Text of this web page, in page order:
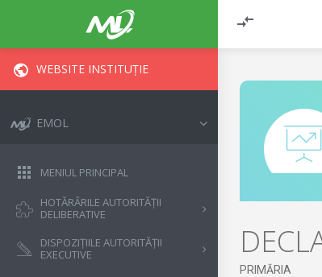
WEBSITE INSTITUȚIE
EMOL
MENIUL PRINCIPAL
HOTĂRÂRILE AUTORITĂȚII
DELIBERATIVE
DISPOZIȚIILE AUTORITĂȚII
EXECUTIVE
PRIMĂRIA